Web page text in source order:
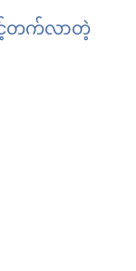
င့်တက်လာတဲ့